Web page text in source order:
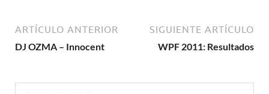
ARTÍCULO ANTERIOR
DJ OZMA – Innocent
SIGUIENTE ARTÍCULO
WPF 2011: Resultados